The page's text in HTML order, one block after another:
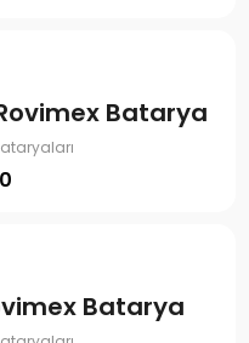
Batarya
Batarya